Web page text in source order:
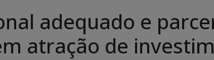
adequado e
atração de